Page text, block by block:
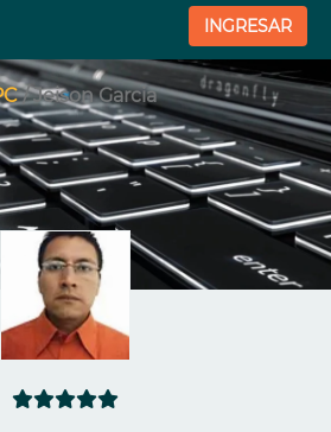
INGRESAR
/ Jeison Garcia